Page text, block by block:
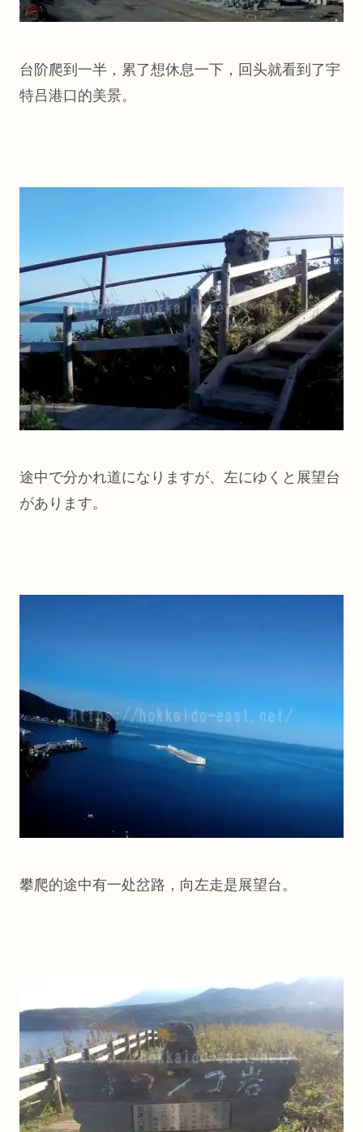
台阶爬到一半，累了想休息一下，回头就看到了宇
特吕港口的美景。
途中で分かれ道になりますが、左にゆくと展望台
があります。
攀爬的途中有一处岔路，向左走是展望台。